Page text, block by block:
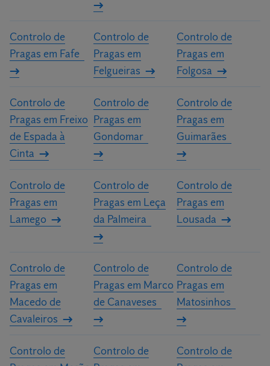
Controlo de
Pragas em Fafe
Controlo de
Pragas em
Felgueiras
Controlo de
Pragas em
Folgosa
Controlo de
Pragas em Freixo
de Espada à
Cinta
Controlo de
Pragas em
Gondomar
Controlo de
Pragas em
Guimarães
Controlo de
Pragas em
Lamego
Controlo de
Pragas em Leça
da Palmeira
Controlo de
Pragas em
Lousada
Controlo de
Pragas em
Macedo de
Cavaleiros
Controlo de
Pragas em Marco
de Canaveses
Controlo de
Pragas em
Matosinhos
Controlo de
Controlo de
Controlo de